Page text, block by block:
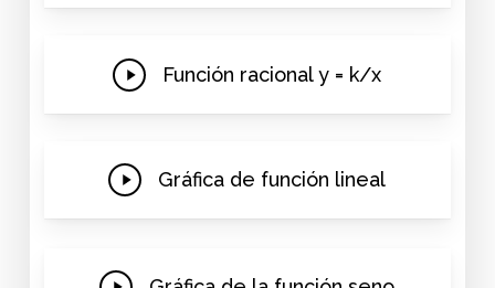
Play
Función racional y = k/x
Play
Gráfica de función lineal